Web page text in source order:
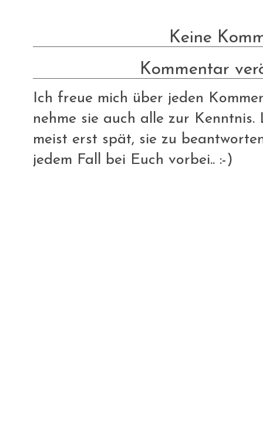
Keine
Kommentar
Ich freue mich über jeden
nehme sie auch alle zur
meist erst spät, sie zu
jedem Fall bei Euch vorbei.. :-)